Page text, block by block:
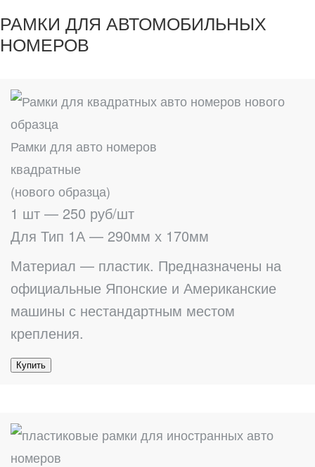
РАМКИ ДЛЯ АВТОМОБИЛЬНЫХ
НОМЕРОВ
Рамки для авто номеров
квадратные
(нового образца)
1 шт — 250 руб/шт
Для Тип 1А — 290мм х 170мм
Материал — пластик. Предназначены на
официальные Японские и Американские
машины с нестандартным местом
крепления.
Купить